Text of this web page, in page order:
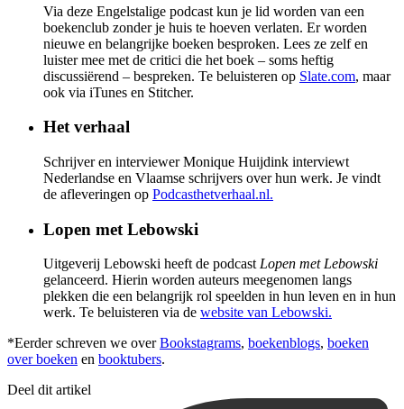
Via deze Engelstalige podcast kun je lid worden van een
boekenclub zonder je huis te hoeven verlaten. Er worden
nieuwe en belangrijke boeken besproken. Lees ze zelf en
luister mee met de critici die het boek – soms heftig
discussiërend – bespreken. Te beluisteren op Slate.com, maar
ook via iTunes en Stitcher.
Het verhaal
Schrijver en interviewer Monique Huijdink interviewt
Nederlandse en Vlaamse schrijvers over hun werk. Je vindt
de afleveringen op Podcasthetverhaal.nl.
Lopen met Lebowski
Uitgeverij Lebowski heeft de podcast Lopen met Lebowski
gelanceerd. Hierin worden auteurs meegenomen langs
plekken die een belangrijk rol speelden in hun leven en in hun
werk. Te beluisteren via de website van Lebowski.
*Eerder schreven we overBookstagrams, boekenblogs, boeken
over boeken en booktubers.
Deel dit artikel